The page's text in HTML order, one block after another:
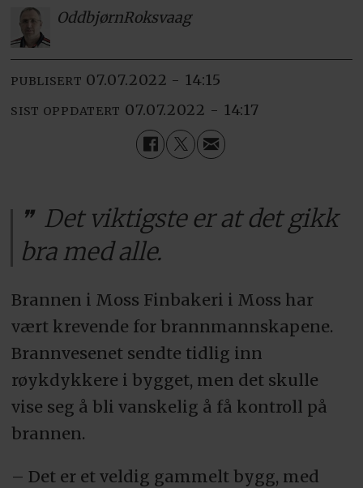
OddbjørnRoksvaag
PUBLISERT 07.07.2022 - 14:15
SIST OPPDATERT 07.07.2022 - 14:17
Det viktigste er at det gikk
bra med alle.
Brannen i Moss Finbakeri i Moss har
vært krevende for brannmannskapene.
Brannvesenet sendte tidlig inn
røykdykkere i bygget, men det skulle
vise seg å bli vanskelig å få kontroll på
brannen.
– Det er et veldig gammelt bygg, med